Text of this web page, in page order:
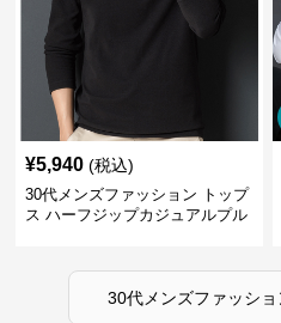
¥5,940 (税込)
30代メンズファッション トップ
ス ハーフジップカジュアルプル
30代メンズファッショ